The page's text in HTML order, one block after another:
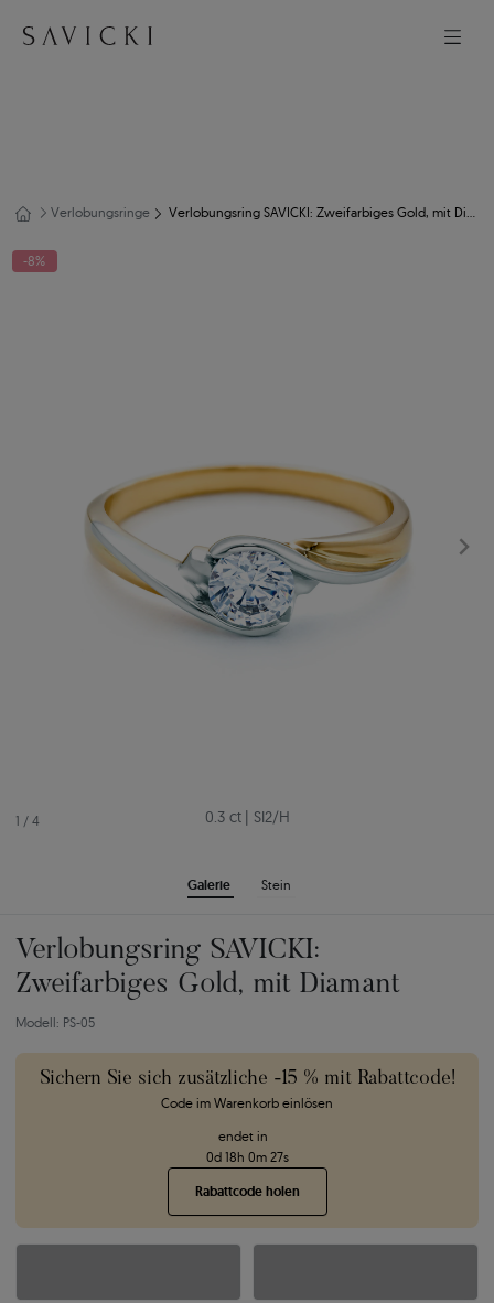
Verlobungsringe Verlobungsring SAVICKI: Zweifarbiges Gold, mit Diamant
1 / 4
Galerie Stein
-8%
0.3 ct | SI2/H
Verlobungsring SAVICKI:
Zweifarbiges Gold, mit Diamant
Modell: PS-05
Sichern Sie sich zusätzliche -15 % mit Rabattcode!
Code im Warenkorb einlösen
endet in
0d 18h 0m 26s
Rabattcode holen